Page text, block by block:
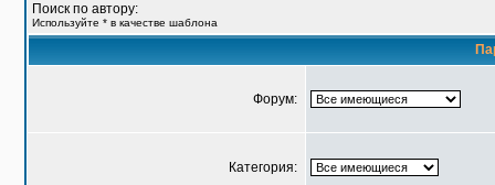
Поиск по автору:
Используйте * в качестве шаблона
Форум:
Категория: